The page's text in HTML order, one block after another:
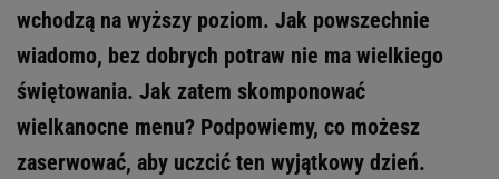
wchodzą na wyższy poziom. Jak powszechnie
wiadomo, bez dobrych potraw nie ma wielkiego
świętowania. Jak zatem skomponować
wielkanocne menu? Podpowiemy, co możesz
zaserwować, aby uczcić ten wyjątkowy dzień.